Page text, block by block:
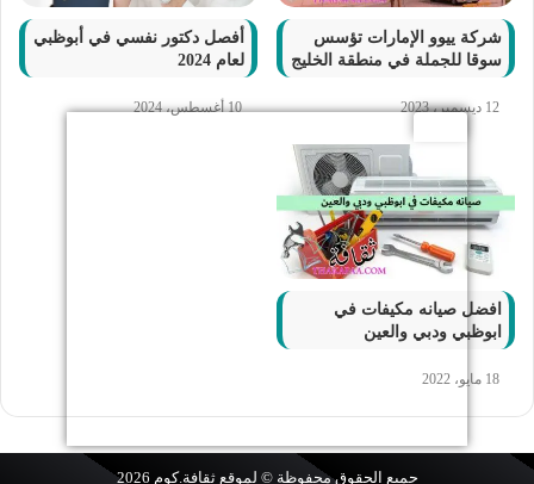
شركة ييوو الإمارات تؤسس
سوقا للجملة في منطقة الخليج
12 ديسمبر، 2023
أفصل دكتور نفسي في أبوظبي
لعام 2024
10 أغسطس، 2024
افضل صيانه مكيفات في
ابوظبي ودبي والعين
18 مايو، 2022
جميع الحقوق محفوظة © لموقعثقافة.كوم